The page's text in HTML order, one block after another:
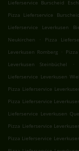
Lieferservice Burscheid
Pizza Lieferservice Burscheid
Lieferservice Leverkusen
Neukirchen
. Pizza
Leverkusen Romberg .
Leverkusen Steinbüchel
.
Lieferservice Leverkusen
Pizza Lieferservice
Pizza Lieferservice
Lieferservice Leverkusen
Pizza Lieferservice
Pizza Lieferservice